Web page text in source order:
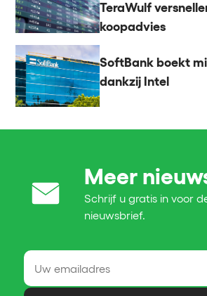
TeraWulf
koopadvies
SoftBank boekt
dankzij Intel
Meer
Schrijf u gratis in voor
nieuwsbrief.